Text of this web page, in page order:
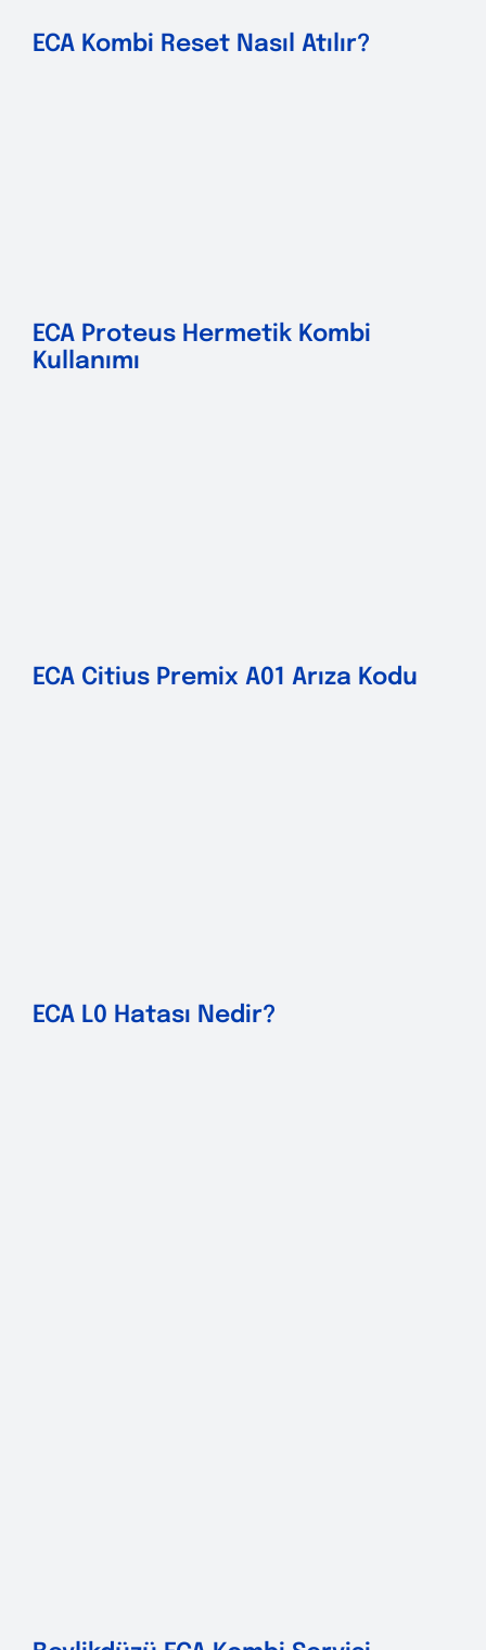
ECA Kombi Reset Nasıl Atılır?
ECA Proteus Hermetik Kombi
Kullanımı
ECA Citius Premix A01 Arıza Kodu
ECA L0 Hatası Nedir?